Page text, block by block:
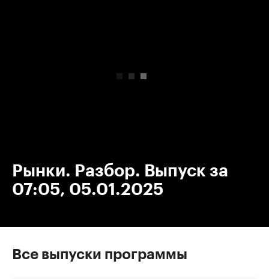
Рынки. Разбор. Выпуск за
07:05, 05.01.2025
Все выпуски программы